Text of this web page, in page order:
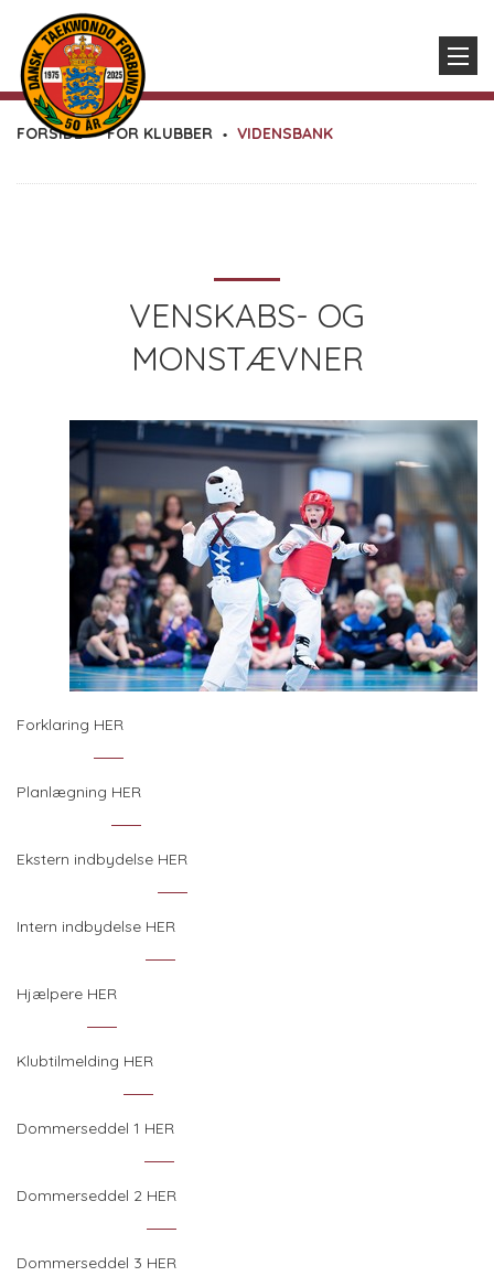
FORSIDE FOR KLUBBER VIDENSBANK
VENSKABS- OG
MONSTÆVNER
Forklaring HER
Planlægning HER
Ekstern indbydelse HER
Intern indbydelse HER
Hjælpere HER
Klubtilmelding HER
Dommerseddel 1 HER
Dommerseddel 2 HER
Dommerseddel 3 HER